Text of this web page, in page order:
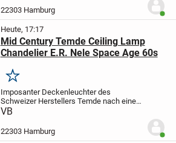
Rotationskörper aus Glas mit markanten
22303 Hamburg
Heute, 17:17
Mid Century Temde Ceiling Lamp
Chandelier E.R. Nele Space Age 60s
Merken
Imposanter Deckenleuchter des
Schweizer Herstellers Temde nach einem
Entwurf von E.R. Nele. Fälschlicherweise
funktionale Lichtquelle und gleichzeitig
ein imposantes...
VB
22303 Hamburg